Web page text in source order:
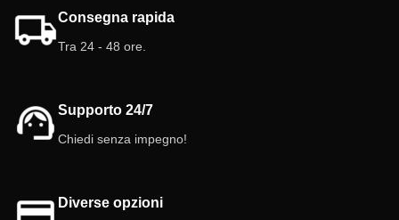
aracnidi in genere. Porta bellezza e
fascino al tuo spazio con questa
Consegna rapida
Tra 24 - 48 ore.
Supporto 24/7
Chiedi senza impegno!
Diverse opzioni